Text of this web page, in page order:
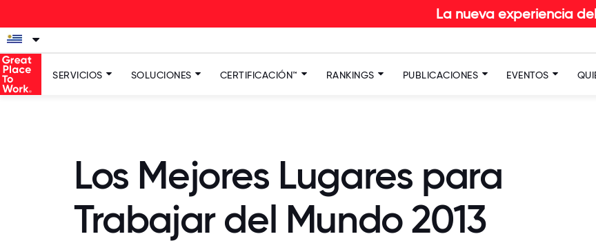
La nueva experiencia del
SERVICIOS SOLUCIONES CERTIFICACIÓN™ RANKINGS PUBLICACIONES EVENTOS
Los Mejores Lugares para
Trabajar del Mundo 2013